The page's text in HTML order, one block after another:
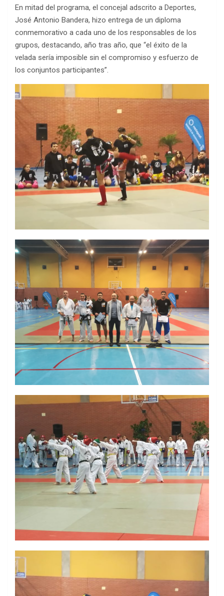
En mitad del programa, el concejal adscrito a Deportes,
José Antonio Bandera, hizo entrega de un diploma
conmemorativo a cada uno de los responsables de los
grupos, destacando, año tras año, que “el éxito de la
velada sería imposible sin el compromiso y esfuerzo de
los conjuntos participantes”.